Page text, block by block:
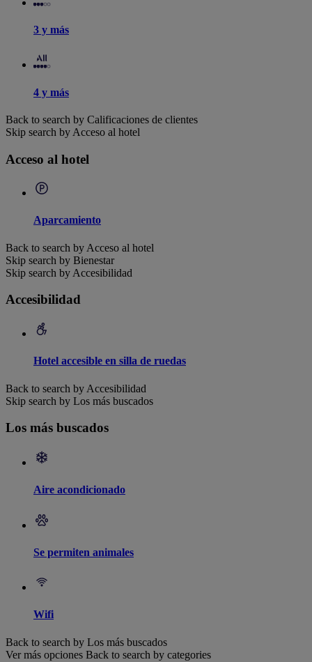
3 y más
4 y más
Back to search by Calificaciones de clientes
Skip search by Acceso al hotel
Acceso al hotel
Aparcamiento
Back to search by Acceso al hotel
Skip search by Bienestar
Skip search by Accesibilidad
Accesibilidad
Hotel accesible en silla de ruedas
Back to search by Accesibilidad
Skip search by Los más buscados
Los más buscados
Aire acondicionado
Se permiten animales
Wifi
Back to search by Los más buscados
Ver más opciones Back to search by categories